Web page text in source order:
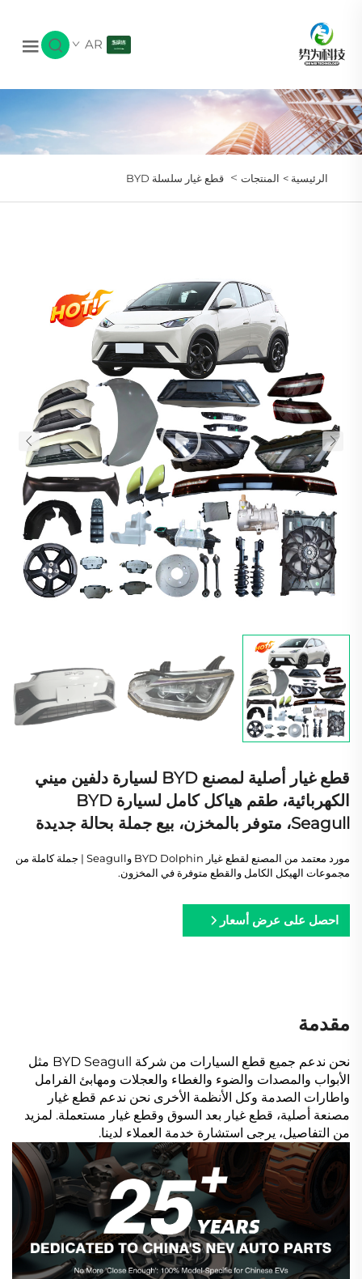
AR
الرئيسية > المنتجات> قطع غيار سلسلة BYD
قطع غيار أصلية لمصنع BYD لسيارة دلفين ميني
الكهربائية، طقم هياكل كامل لسيارة BYD
Seagull، متوفر بالمخزن، بيع جملة بحالة جديدة
مورد معتمد من المصنع لقطع غيار BYD Dolphin وSeagull | جملة كاملة من
مجموعات الهيكل الكامل والقطع متوفرة في المخزون.
احصل على عرض أسعار
مقدمة
نحن ندعم جميع قطع السيارات من شركة BYD Seagull مثل
الأبواب والمصدات والضوء والغطاء والعجلات ومهابئ الفرامل
واطارات الصدمة وكل الأنظمة الأخرى نحن ندعم قطع غيار
مصنعة أصلية، قطع غيار بعد السوق وقطع غيار مستعملة. لمزيد
من التفاصيل، يرجى استشارة خدمة العملاء لدينا.